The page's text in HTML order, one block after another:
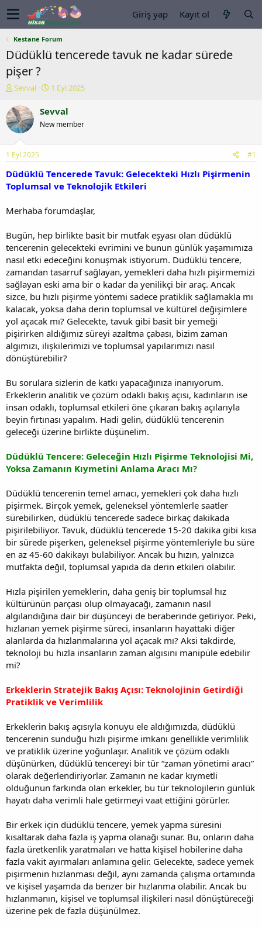
Giriş yap Kayıt ol
Kestane Forum
Düdüklü tencerede tavuk ne kadar sürede
pişer ?
K
n
u
y
b
a
ş
a
a
Sevval
B
ş
a
ç
t
a
i
i
1 Eyl 2025
Sevval
New member
1 Eyl 2025 #1
Düdüklü Tencerede Tavuk: Gelecekteki Hızlı Pişirmenin
Toplumsal ve Teknolojik Etkileri
Merhaba forumdaşlar,
Bugün, hep birlikte basit bir mutfak eşyası olan düdüklü
tencerenin gelecekteki evrimini ve bunun günlük yaşamımıza
nasıl etki edeceğini konuşmak istiyorum. Düdüklü tencere,
zamandan tasarruf sağlayan, yemekleri daha hızlı pişirmemizi
sağlayan eski ama bir o kadar da yenilikçi bir araç. Ancak
sizce, bu hızlı pişirme yöntemi sadece pratiklik sağlamakla mı
kalacak, yoksa daha derin toplumsal ve kültürel değişimlere
yol açacak mı? Gelecekte, tavuk gibi basit bir yemeği
pişirirken aldığımız süreyi azaltma çabası, bizim zaman
algımızı, ilişkilerimizi ve toplumsal yapılarımızı nasıl
dönüştürebilir?
Bu sorulara sizlerin de katkı yapacağınıza inanıyorum.
Erkeklerin analitik ve çözüm odaklı bakış açısı, kadınların ise
insan odaklı, toplumsal etkileri öne çıkaran bakış açılarıyla
beyin fırtınası yapalım. Hadi gelin, düdüklü tencerenin
geleceği üzerine birlikte düşünelim.
Düdüklü Tencere: Geleceğin Hızlı Pişirme Teknolojisi Mi,
Yoksa Zamanın Kıymetini Anlama Aracı Mı?
Düdüklü tencerenin temel amacı, yemekleri çok daha hızlı
pişirmek. Birçok yemek, geleneksel yöntemlerle saatler
sürebilirken, düdüklü tencerede sadece birkaç dakikada
pişirilebiliyor. Tavuk, düdüklü tencerede 15-20 dakika gibi kısa
bir sürede pişerken, geleneksel pişirme yöntemleriyle bu süre
en az 45-60 dakikayı bulabiliyor. Ancak bu hızın, yalnızca
mutfakta değil, toplumsal yapıda da derin etkileri olabilir.
Hızla pişirilen yemeklerin, daha geniş bir toplumsal hız
kültürünün parçası olup olmayacağı, zamanın nasıl
algılandığına dair bir düşünceyi de beraberinde getiriyor. Peki,
hızlanan yemek pişirme süreci, insanların hayattaki diğer
alanlarda da hızlanmalarına yol açacak mı? Aksi takdirde,
teknoloji bu hızla insanların zaman algısını manipüle edebilir
mi?
Erkeklerin Stratejik Bakış Açısı: Teknolojinin Getirdiği
Pratiklik ve Verimlilik
Erkeklerin bakış açısıyla konuyu ele aldığımızda, düdüklü
tencerenin sunduğu hızlı pişirme imkanı genellikle verimlilik
ve pratiklik üzerine yoğunlaşır. Analitik ve çözüm odaklı
düşünürken, düdüklü tencereyi bir tür “zaman yönetimi aracı”
olarak değerlendiriyorlar. Zamanın ne kadar kıymetli
olduğunun farkında olan erkekler, bu tür teknolojilerin günlük
hayatı daha verimli hale getirmeyi vaat ettiğini görürler.
Bir erkek için düdüklü tencere, yemek yapma süresini
kısaltarak daha fazla iş yapma olanağı sunar. Bu, onların daha
fazla üretkenlik yaratmaları ve hatta kişisel hobilerine daha
fazla vakit ayırmaları anlamına gelir. Gelecekte, sadece yemek
pişirmenin hızlanması değil, aynı zamanda çalışma ortamında
ve kişisel yaşamda da benzer bir hızlanma olabilir. Ancak bu
hızlanmanın, kişisel ve toplumsal ilişkileri nasıl dönüştüreceği
üzerine pek de fazla düşünülmez.